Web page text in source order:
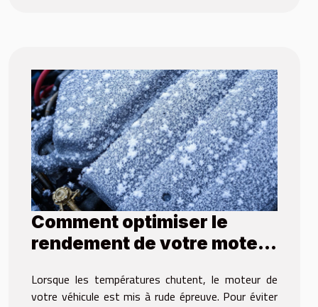
Comment optimiser le
rendement de votre moteur
Lorsque les températures chutent, le moteur de
votre véhicule est mis à rude épreuve. Pour éviter